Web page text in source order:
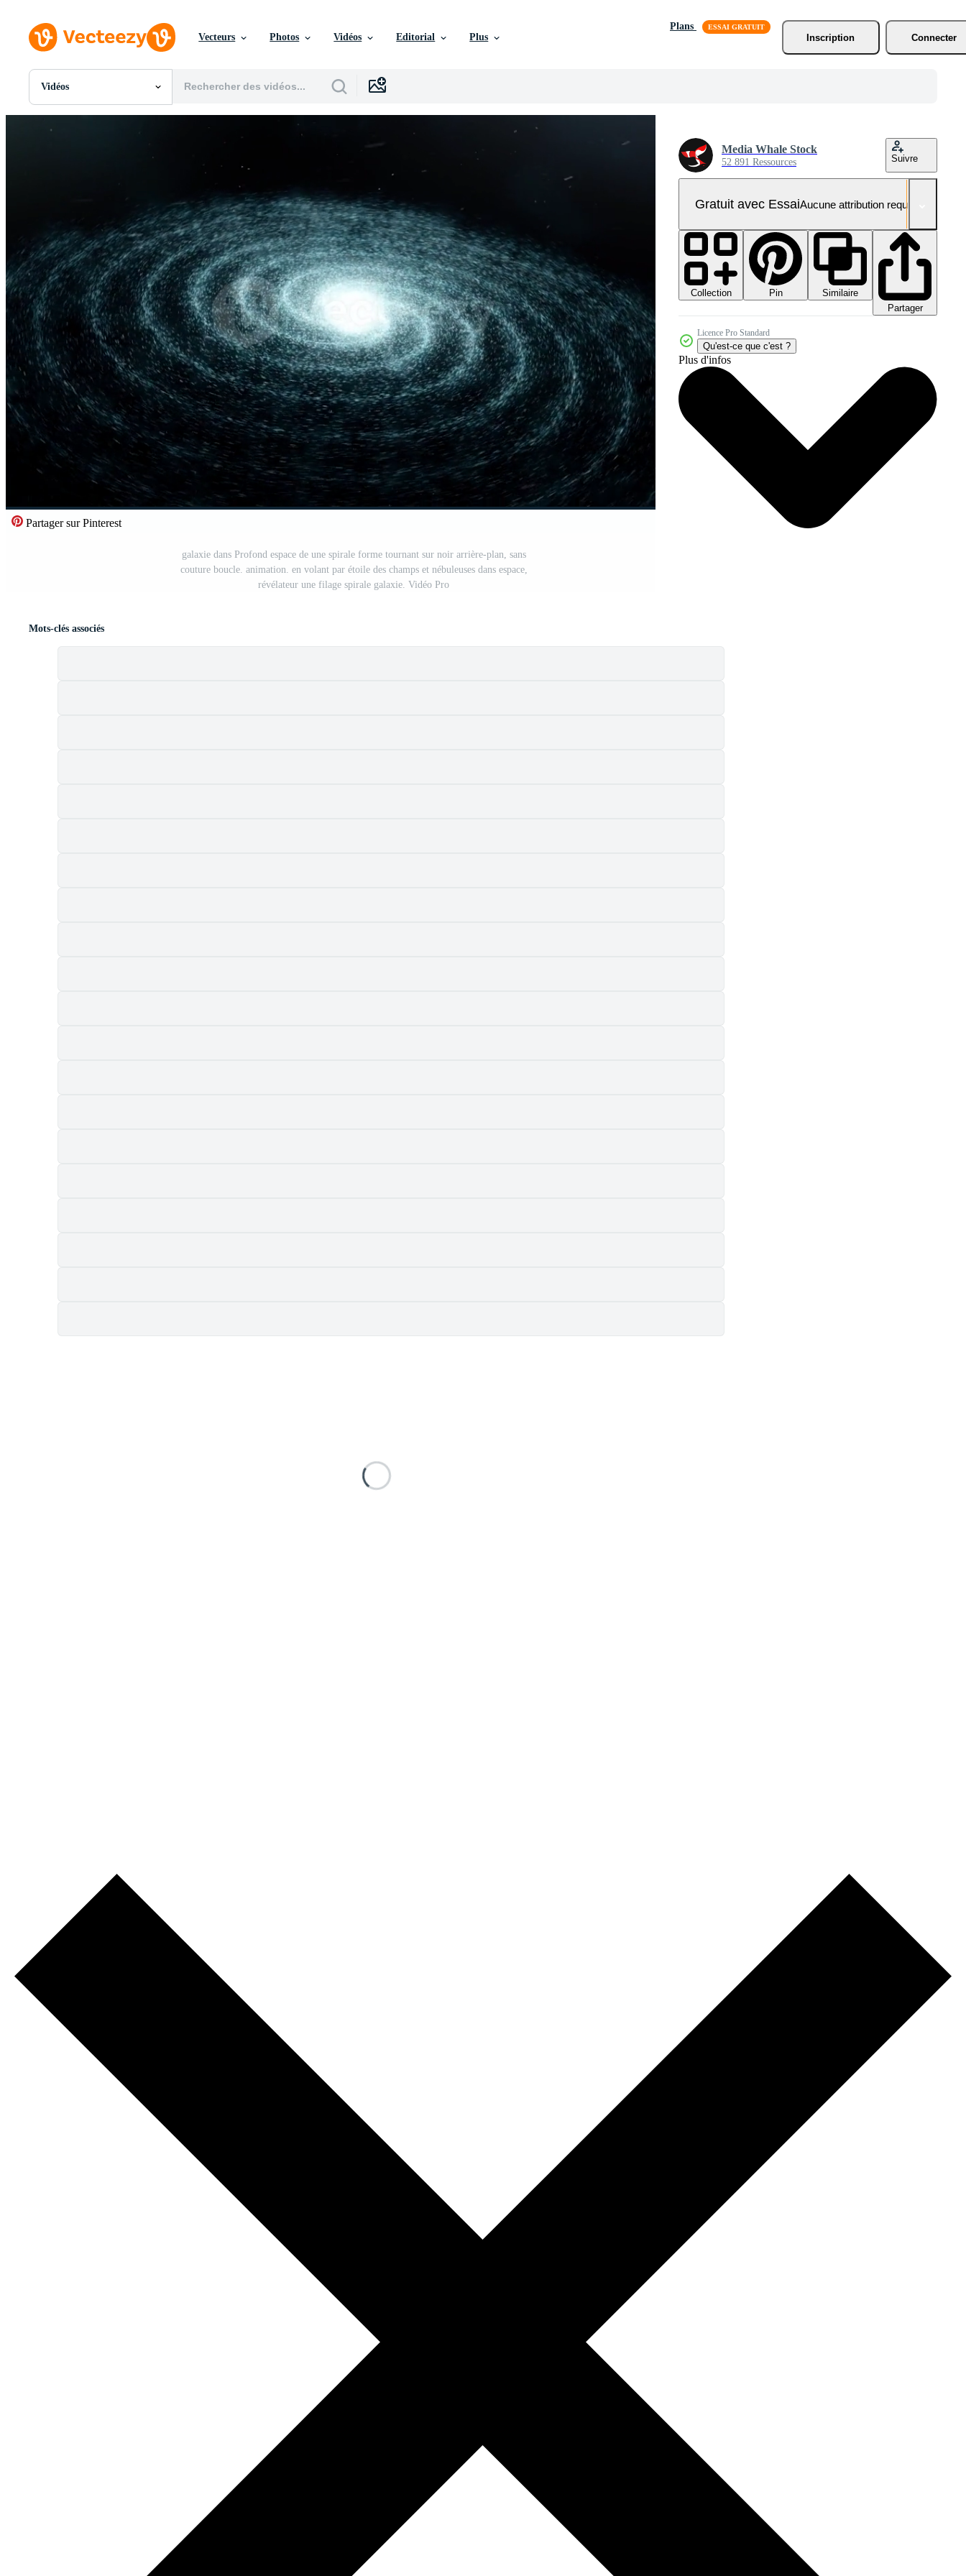
Vecteurs Photos Vidéos Editorial Plus
Plans
Inscription
Connecter
Vidéos
Toutes Images
Motion graphics
Images Éditoriales
Événements Éditoriaux
Partager sur Pinterest
galaxie dans Profond espace de une spirale forme tournant sur noir arrière-plan, sans
couture boucle. animation. en volant par étoile des champs et nébuleuses dans espace,
révélateur une filage spirale galaxie. Vidéo Pro
Media Whale Stock
52 891 Ressources Suivre
Gratuit avec EssaiAucune attribution requise
Collection Pin
Similaire
Partager
Licence Pro Standard
Qu'est-ce que c'est ?
Plus d'infos
Mots-clés associés